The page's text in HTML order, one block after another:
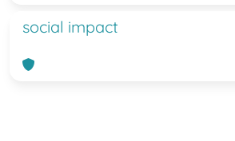
social impact